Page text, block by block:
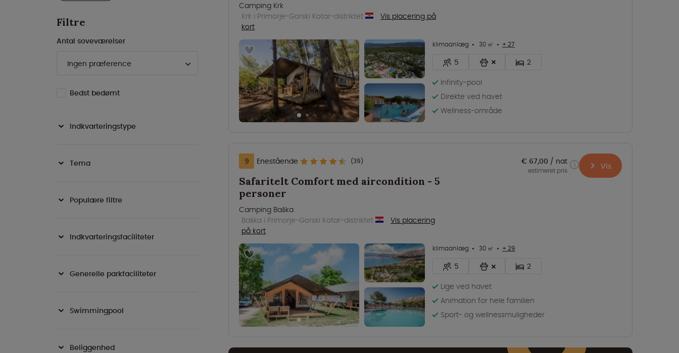
Filtre
Antal soveværelser
Bedst bedømt
Indkvarteringstype
Tema
Populære filtre
Indkvarteringsfaciliteter
Generelle parkfaciliteter
Swimmingpool
Beliggenhed
Camping Krk
Krk i Primorje-Gorski Kotar-distriktet
Vis placering på
kort
klimaanlæg 30 ㎡ + 27
5
2
Infinity-pool
Direkte ved havet
Wellness-område
9 Enestående (39)
Safaritelt Comfort med aircondition - 5
personer
Camping Baška
Baška i Primorje-Gorski Kotar-distriktet
Vis placering
på kort
klimaanlæg 30 ㎡ + 29
5
2
Lige ved havet
Animation for hele familien
Sport- og wellnessmuligheder
€ 67,00 nat
estimeret pris Vis